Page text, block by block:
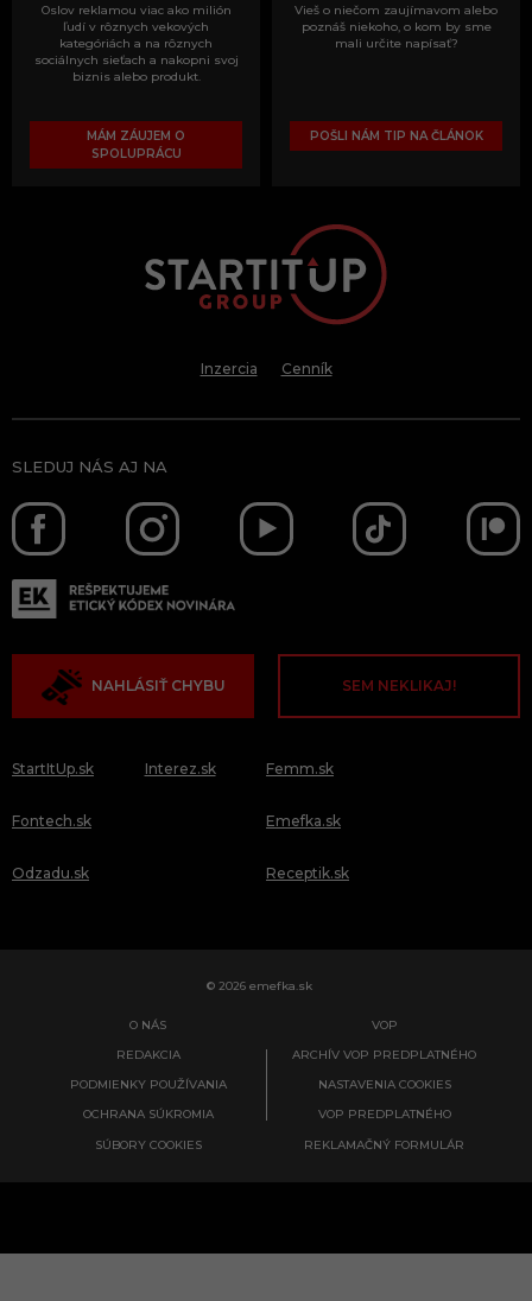
Oslov reklamou viac ako milión
ľudí v rôznych vekových
kategóriách a na rôznych
sociálnych sieťach a nakopni svoj
biznis alebo produkt.
MÁM ZÁUJEM O
SPOLUPRÁCU
Vieš o niečom zaujímavom alebo
poznáš niekoho, o kom by sme
mali určite napísať?
POŠLI NÁM TIP NA ČLÁNOK
Inzercia Cenník
SLEDUJ NÁS AJ NA
NAHLÁSIŤ CHYBU SEM NEKLIKAJ!
StartItUp.sk
Fontech.sk
Odzadu.sk
Interez.sk Femm.sk
Emefka.sk
Receptik.sk
© 2026 emefka.sk
O NÁS
REDAKCIA
PODMIENKY POUŽÍVANIA
OCHRANA SÚKROMIA
SÚBORY COOKIES
VOP
ARCHÍV VOP PREDPLATNÉHO
NASTAVENIA COOKIES
VOP PREDPLATNÉHO
REKLAMAČNÝ FORMULÁR